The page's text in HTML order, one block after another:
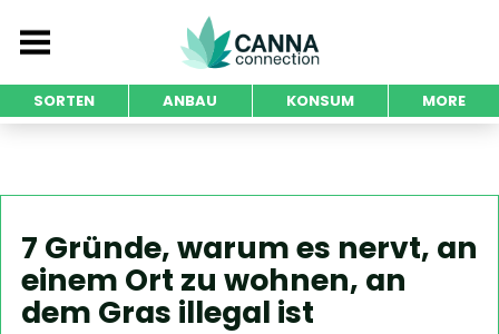
SORTEN ANBAU KONSUM MORE
7 Gründe, warum es nervt, an
einem Ort zu wohnen, an
dem Gras illegal ist